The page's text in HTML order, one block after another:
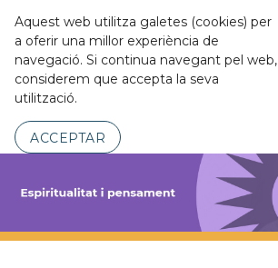
Aquest web utilitza galetes (cookies) per
a oferir una millor experiència de
navegació. Si continua navegant pel web,
considerem que accepta la seva
utilització.
ACCEPTAR